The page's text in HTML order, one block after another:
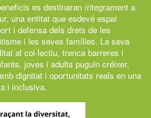
es destinaran íntegrament a
una entitat que esdevé espai
i defensa dels drets de les
i les seves famílies. La seva
al col·lectiu, trenca barreres i
joves i adults puguin créixer,
dignitat i oportunitats reals en una
i inclusiva.